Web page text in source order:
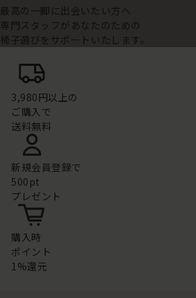
最高の一脚に出会いたい方へ
専門スタッフがあなたのための
椅子選びをサポートいたします。
3,980円以上の
ご購入で
送料無料
新規会員登録で
500pt
プレゼント
購入時
ポイント
1%還元